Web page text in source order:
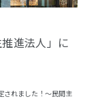
進法人」に
されました！〜民間主